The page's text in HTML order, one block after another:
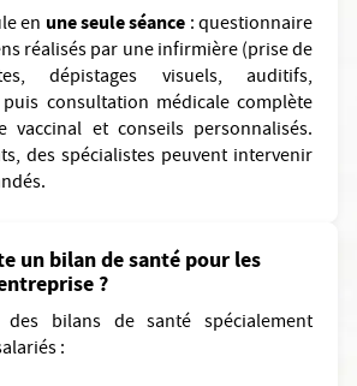
en une seule séance : questionnaire
réalisés par une infirmière (prise de
dépistages visuels, auditifs,
consultation médicale complète
vaccinal et conseils personnalisés.
des spécialistes peuvent intervenir
un bilan de santé pour les
?
des bilans de santé spécialement
: